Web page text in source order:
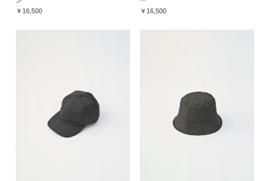
￥16,500
￥16,500